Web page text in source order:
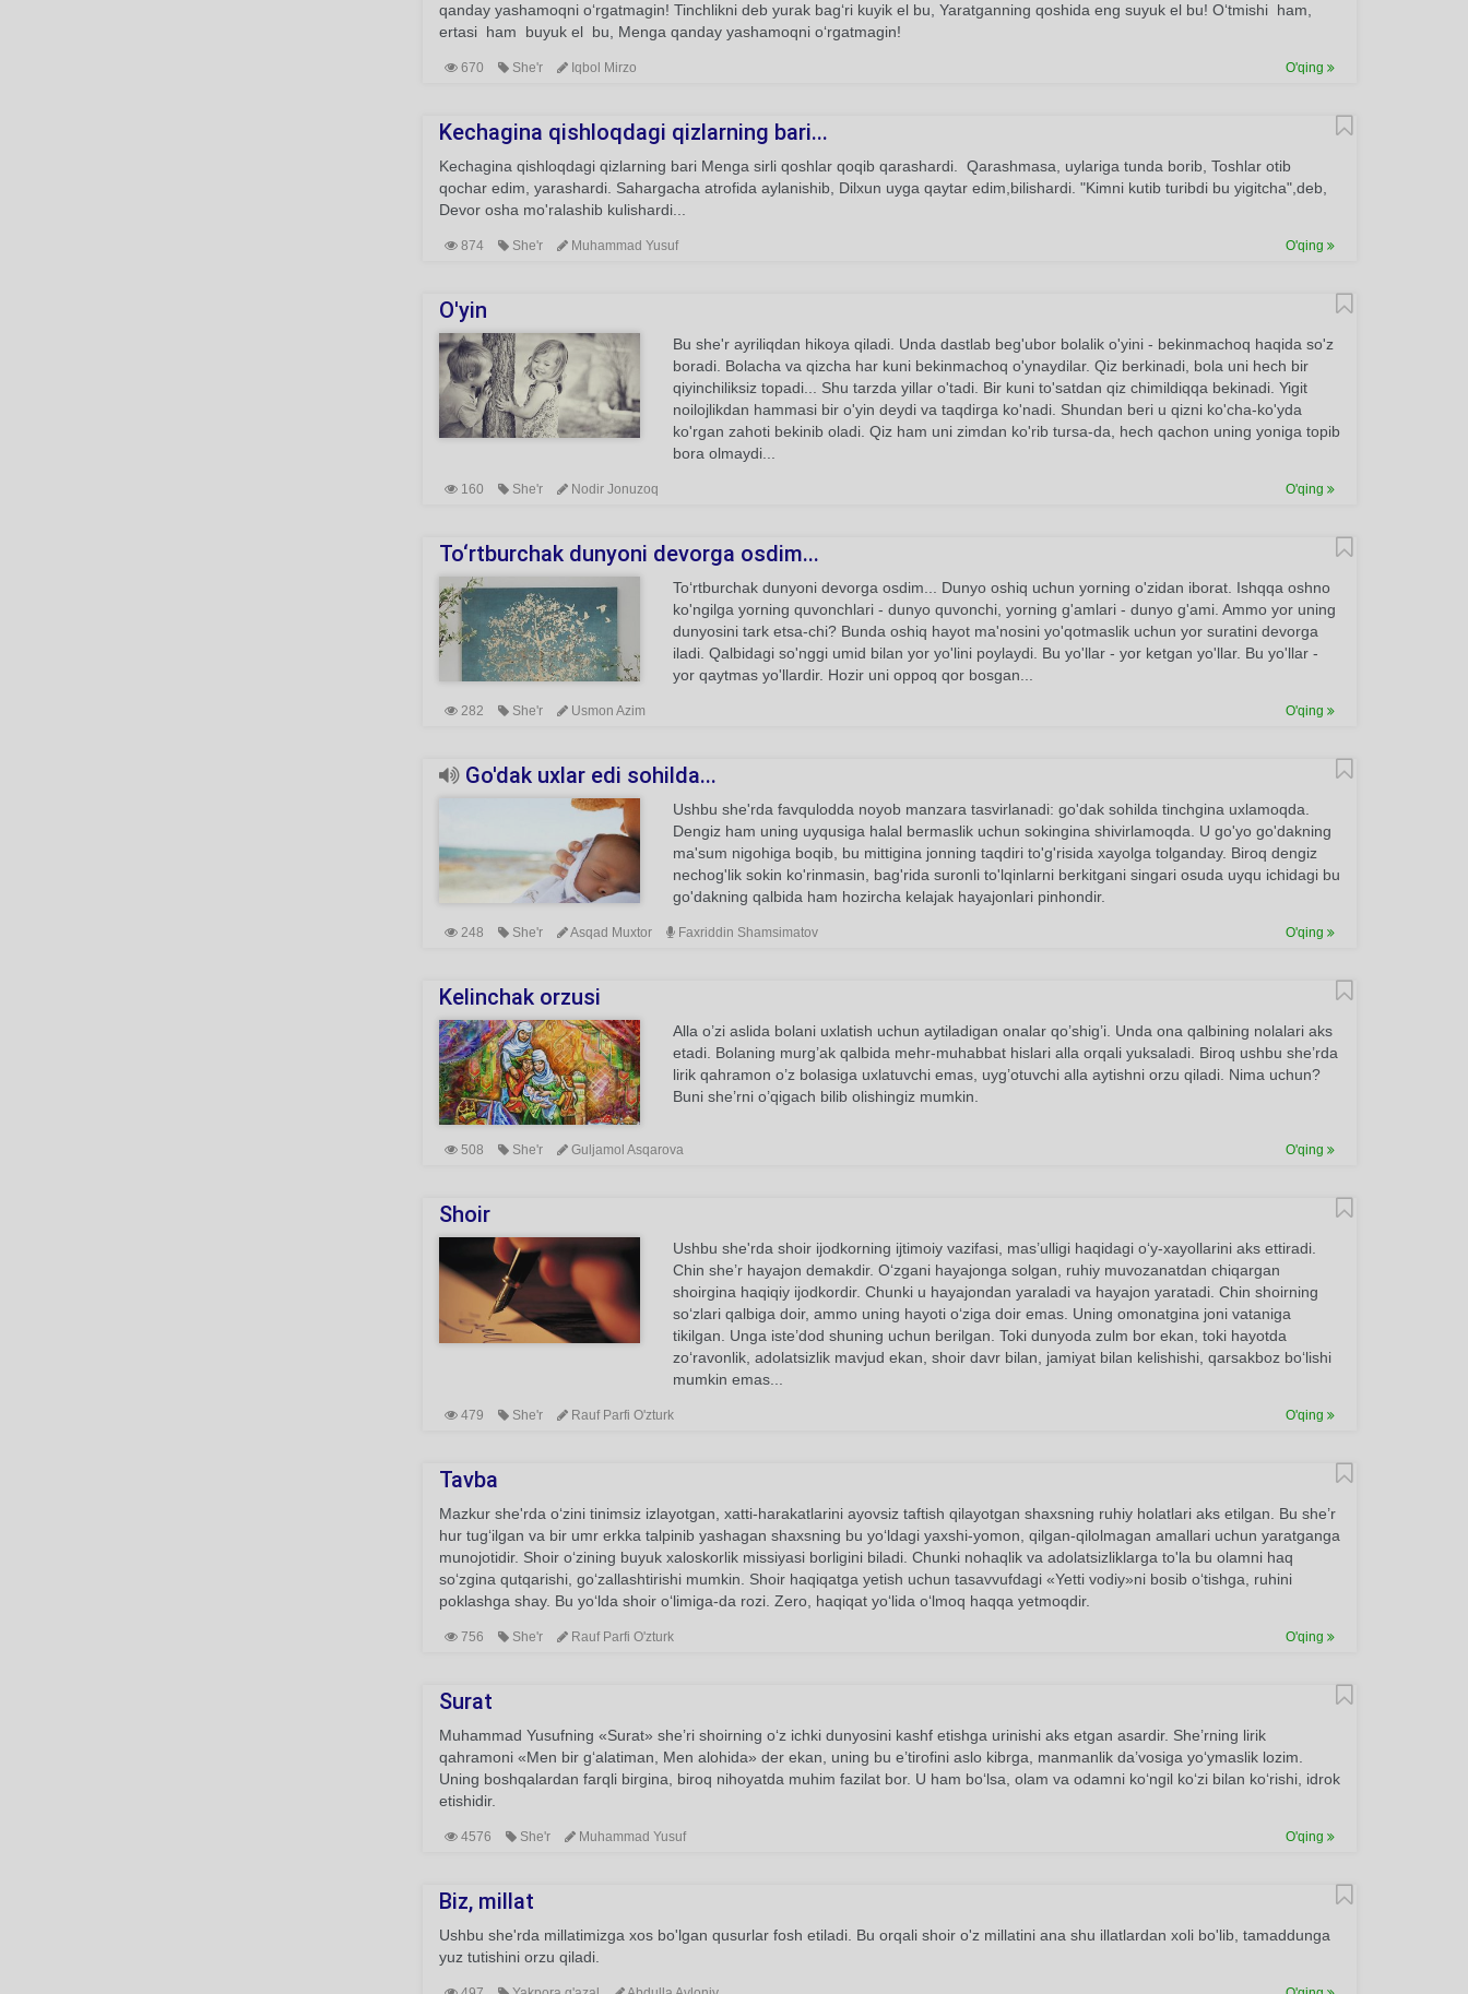
qanday yashamoqni o‘rgatmagin! Tinchlikni deb yurak bag‘ri kuyik el bu, Yaratganning qoshida eng suyuk el bu! O‘tmishi ham,
ertasi ham buyuk el bu, Menga qanday yashamoqni o‘rgatmagin!
670 She'r Iqbol Mirzo O'qing
Kechagina qishloqdagi qizlarning bari...
Kechagina qishloqdagi qizlarning bari Menga sirli qoshlar qoqib qarashardi. Qarashmasa, uylariga tunda borib, Toshlar otib
qochar edim, yarashardi. Sahargacha atrofida aylanishib, Dilxun uyga qaytar edim,bilishardi. "Kimni kutib turibdi bu yigitcha",deb,
Devor osha mo'ralashib kulishardi...
874 She'r Muhammad Yusuf O'qing
O'yin
Bu she'r ayriliqdan hikoya qiladi. Unda dastlab beg'ubor bolalik o'yini - bekinmachoq haqida so'z
boradi. Bolacha va qizcha har kuni bekinmachoq o'ynaydilar. Qiz berkinadi, bola uni hech bir
qiyinchiliksiz topadi... Shu tarzda yillar o'tadi. Bir kuni to'satdan qiz chimildiqqa bekinadi. Yigit
noilojlikdan hammasi bir o'yin deydi va taqdirga ko'nadi. Shundan beri u qizni ko'cha-ko'yda
ko'rgan zahoti bekinib oladi. Qiz ham uni zimdan ko'rib tursa-da, hech qachon uning yoniga topib
bora olmaydi...
160 She'r Nodir Jonuzoq O'qing
To‘rtburchak dunyoni devorga osdim...
To‘rtburchak dunyoni devorga osdim... Dunyo oshiq uchun yorning o'zidan iborat. Ishqqa oshno
ko'ngilga yorning quvonchlari - dunyo quvonchi, yorning g'amlari - dunyo g'ami. Ammo yor uning
dunyosini tark etsa-chi? Bunda oshiq hayot ma'nosini yo'qotmaslik uchun yor suratini devorga
iladi. Qalbidagi so'nggi umid bilan yor yo'lini poylaydi. Bu yo'llar - yor ketgan yo'llar. Bu yo'llar -
yor qaytmas yo'llardir. Hozir uni oppoq qor bosgan...
282 She'r Usmon Azim O'qing
Go'dak uxlar edi sohilda...
Ushbu she'rda favqulodda noyob manzara tasvirlanadi: go'dak sohilda tinchgina uxlamoqda.
Dengiz ham uning uyqusiga halal bermaslik uchun sokingina shivirlamoqda. U go'yo go'dakning
ma'sum nigohiga boqib, bu mittigina jonning taqdiri to'g'risida xayolga tolganday. Biroq dengiz
nechog'lik sokin ko'rinmasin, bag'rida suronli to'lqinlarni berkitgani singari osuda uyqu ichidagi bu
go'dakning qalbida ham hozircha kelajak hayajonlari pinhondir.
248 She'r Asqad Muxtor Faxriddin Shamsimatov O'qing
Kelinchak orzusi
Alla o’zi aslida bolani uxlatish uchun aytiladigan onalar qo’shig’i. Unda ona qalbining nolalari aks
etadi. Bolaning murg’ak qalbida mehr-muhabbat hislari alla orqali yuksaladi. Biroq ushbu she’rda
lirik qahramon o’z bolasiga uxlatuvchi emas, uyg’otuvchi alla aytishni orzu qiladi. Nima uchun?
Buni she’rni o’qigach bilib olishingiz mumkin.
508 She'r Guljamol Asqarova O'qing
Shoir
Ushbu she'rda shoir ijodkorning ijtimoiy vazifasi, mas’ulligi haqidagi o‘y-xayollarini aks ettiradi.
Chin she’r hayajon demakdir. O‘zgani hayajonga solgan, ruhiy muvozanatdan chiqargan
shoirgina haqiqiy ijodkordir. Chunki u hayajondan yaraladi va hayajon yaratadi. Chin shoirning
so‘zlari qalbiga doir, ammo uning hayoti o‘ziga doir emas. Uning omonatgina joni vataniga
tikilgan. Unga iste’dod shuning uchun berilgan. Toki dunyoda zulm bor ekan, toki hayotda
zo‘ravonlik, adolatsizlik mavjud ekan, shoir davr bilan, jamiyat bilan kelishishi, qarsakboz bo‘lishi
mumkin emas...
479 She'r Rauf Parfi O'zturk O'qing
Tavba
Mazkur she'rda o‘zini tinimsiz izlayotgan, xatti-harakatlarini ayovsiz taftish qilayotgan shaxsning ruhiy holatlari aks etilgan. Bu she’r
hur tug‘ilgan va bir umr erkka talpinib yashagan shaxsning bu yo‘ldagi yaxshi-yomon, qilgan-qilolmagan amallari uchun yaratganga
munojotidir. Shoir o‘zining buyuk xaloskorlik missiyasi borligini biladi. Chunki nohaqlik va adolatsizliklarga to'la bu olamni haq
so‘zgina qutqarishi, go‘zallashtirishi mumkin. Shoir haqiqatga yetish uchun tasavvufdagi «Yetti vodiy»ni bosib o‘tishga, ruhini
poklashga shay. Bu yo‘lda shoir o‘limiga-da rozi. Zero, haqiqat yo‘lida o‘lmoq haqqa yetmoqdir.
756 She'r Rauf Parfi O'zturk O'qing
Surat
Muhammad Yusufning «Surat» she’ri shoirning o‘z ichki dunyosini kashf etishga urinishi aks etgan asardir. She’rning lirik
qahramoni «Men bir g‘alatiman, Men alohida» der ekan, uning bu e’tirofini aslo kibrga, manmanlik da’vosiga yo‘ymaslik lozim.
Uning boshqalardan farqli birgina, biroq nihoyatda muhim fazilat bor. U ham bo‘lsa, olam va odamni ko‘ngil ko‘zi bilan ko‘rishi, idrok
etishidir.
4576 She'r Muhammad Yusuf O'qing
Biz, millat
Ushbu she'rda millatimizga xos bo'lgan qusurlar fosh etiladi. Bu orqali shoir o'z millatini ana shu illatlardan xoli bo'lib, tamaddunga
yuz tutishini orzu qiladi.